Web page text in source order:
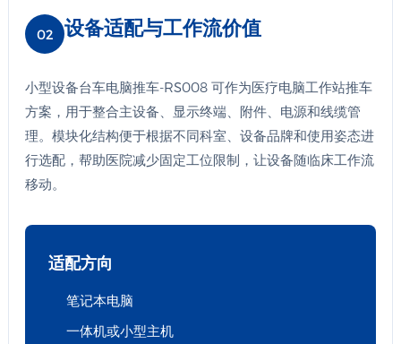
02 设备适配与工作流价值
小型设备台车电脑推车-RS008 可作为医疗电脑工作站推车
方案，用于整合主设备、显示终端、附件、电源和线缆管
理。模块化结构便于根据不同科室、设备品牌和使用姿态进
行选配，帮助医院减少固定工位限制，让设备随临床工作流
移动。
适配方向
笔记本电脑
一体机或小型主机